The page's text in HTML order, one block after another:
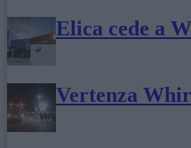
Elica cede a
Vertenza